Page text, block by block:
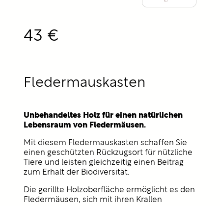
Fledermauskasten
Unbehandeltes Holz für einen natürlichen
Lebensraum von Fledermäusen.
Mit diesem Fledermauskasten schaffen Sie
einen geschützten Rückzugsort für nützliche
Tiere und leisten gleichzeitig einen Beitrag
zum Erhalt der Biodiversität.
Die gerillte Holzoberfläche ermöglicht es den
Fledermäusen, sich mit ihren Krallen
43 €